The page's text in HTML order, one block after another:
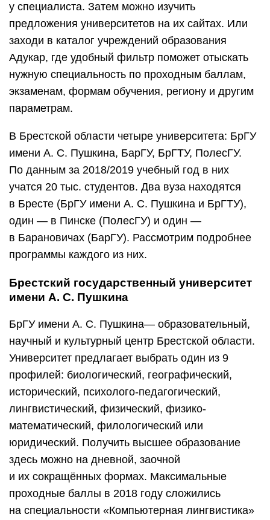
у специалиста. Затем можно изучить
предложения университетов на их сайтах. Или
заходи в каталог учреждений образования
Адукар, где удобный фильтр поможет отыскать
нужную специальность по проходным баллам,
экзаменам, формам обучения, региону и другим
параметрам.
В Брестской области четыре университета: БрГУ
имени А. С. Пушкина, БарГУ, БрГТУ, ПолесГУ.
По данным за 2018/2019 учебный год в них
учатся 20 тыс. студентов. Два вуза находятся
в Бресте (БрГУ имени А. С. Пушкина и БрГТУ),
один — в Пинске (ПолесГУ) и один —
в Барановичах (БарГУ). Рассмотрим подробнее
программы каждого из них.
Брестский государственный университет
имени А. С. Пушкина
БрГУ имени А. С. Пушкина— образовательный,
научный и культурный центр Брестской области.
Университет предлагает выбрать один из 9
профилей: биологический, географический,
исторический, психолого-педагогический,
лингвистический, физический, физико-
математический, филологический или
юридический. Получить высшее образование
здесь можно на дневной, заочной
и их сокращённых формах. Максимальные
проходные баллы в 2018 году сложились
на специальности «Компьютерная лингвистика»